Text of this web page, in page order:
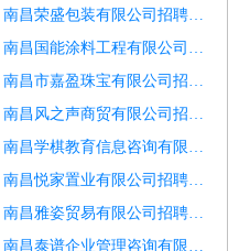
南昌荣盛包装有限公司招聘金明仓管质检
南昌国能涂料工程有限公司招聘仓管质检
南昌市嘉盈珠宝有限公司招聘鄂城月入8k仓管操作工
南昌风之声商贸有限公司招聘新浦仓管操作工
南昌学棋教育信息咨询有限公司招聘新浦仓管操作工
南昌悦家置业有限公司招聘南乐招质检
南昌雅姿贸易有限公司招聘商洛月入8k搬运工
南昌泰谱企业管理咨询有限公司招聘合阳招质检